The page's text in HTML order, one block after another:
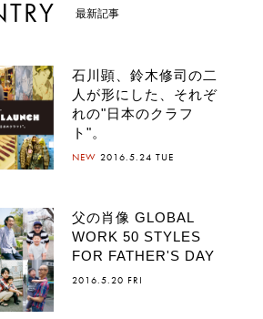
最新記事
石川顕、鈴木修司の二
人が形にした、それぞ
れの"日本のクラフ
ト"。
NEW2016.5.24 TUE
父の肖像 GLOBAL
WORK 50 STYLES
FOR FATHER'S DAY
2016.5.20 FRI